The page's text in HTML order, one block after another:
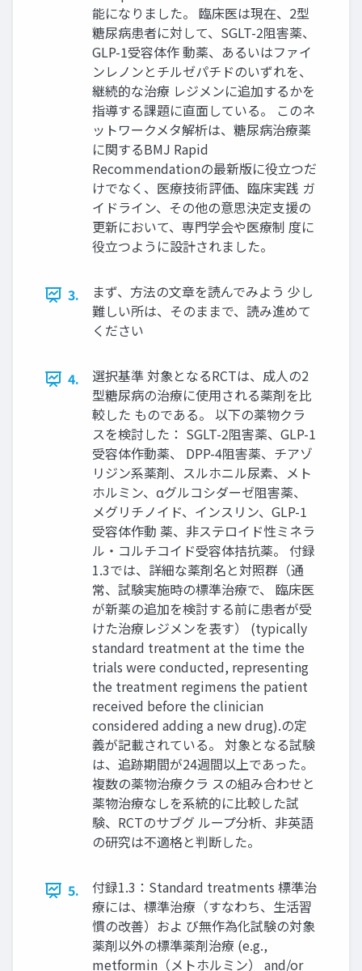
能になりました。 臨床医は現在、2型
糖尿病患者に対して、SGLT-2阻害薬、
GLP-1受容体作 動薬、あるいはファイ
ンレノンとチルゼパチドのいずれを、
継続的な治療 レジメンに追加するかを
指導する課題に直面している。 このネ
ットワークメタ解析は、糖尿病治療薬
に関するBMJ Rapid
Recommendationの最新版に役立つだ
けでなく、医療技術評価、臨床実践 ガ
イドライン、その他の意思決定支援の
更新において、専門学会や医療制 度に
役立つように設計されました。
3.
まず、方法の文章を読んでみよう 少し
難しい所は、そのままで、読み進めて
ください
4.
選択基準 対象となるRCTは、成人の2
型糖尿病の治療に使用される薬剤を比
較した ものである。 以下の薬物クラ
スを検討した： SGLT-2阻害薬、GLP-1
受容体作動薬、 DPP-4阻害薬、チアゾ
リジン系薬剤、スルホニル尿素、メト
ホルミン、αグルコシダーゼ阻害薬、
メグリチノイド、インスリン、GLP-1
受容体作動 薬、非ステロイド性ミネラ
ル・コルチコイド受容体拮抗薬。 付録
1.3では、詳細な薬剤名と対照群（通
常、試験実施時の標準治療で、 臨床医
が新薬の追加を検討する前に患者が受
けた治療レジメンを表す） (typically
standard treatment at the time the
trials were conducted, representing
the treatment regimens the patient
received before the clinician
considered adding a new drug).の定
義が記載されている。 対象となる試験
は、追跡期間が24週間以上であった。
複数の薬物治療クラ スの組み合わせと
薬物治療なしを系統的に比較した試
験、RCTのサブグ ループ分析、非英語
の研究は不適格と判断した。
5.
付録1.3：Standard treatments 標準治
療には、標準治療（すなわち、生活習
慣の改善）およ び無作為化試験の対象
薬剤以外の標準薬剤治療 (e.g.,
metformin（メトホルミン） and/or